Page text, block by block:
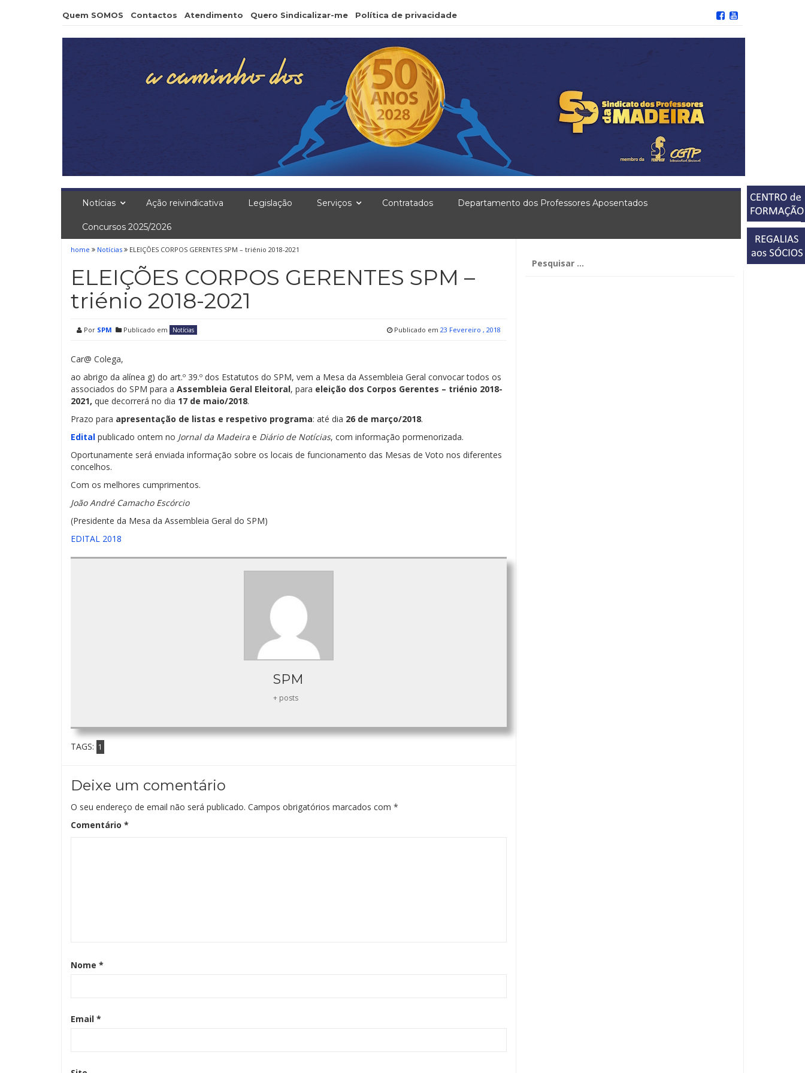
Quem SOMOS Contactos Atendimento Quero Sindicalizar-me Política de privacidade
Notícias Ação reivindicativa Legislação Serviços Contratados Departamento dos Professores Aposentados
Concursos 2025/2026
home Notícias ELEIÇÕES CORPOS GERENTES SPM – triénio 2018-2021
ELEIÇÕES CORPOS GERENTES SPM –
triénio 2018-2021
Por SPM Publicado em Notícias Publicado em 23 Fevereiro , 2018
Car@ Colega,
ao abrigo da alínea g) do art.º 39.º dos Estatutos do SPM, vem a Mesa da Assembleia Geral convocar todos os
associados do SPM para a Assembleia Geral Eleitoral, para eleição dos Corpos Gerentes – triénio 2018-
2021, que decorrerá no dia 17 de maio/2018.
Prazo para apresentação de listas e respetivo programa: até dia 26 de março/2018.
Edital publicado ontem no Jornal da Madeira e Diário de Notícias, com informação pormenorizada.
Oportunamente será enviada informação sobre os locais de funcionamento das Mesas de Voto nos diferentes
concelhos.
Com os melhores cumprimentos.
João André Camacho Escórcio
(Presidente da Mesa da Assembleia Geral do SPM)
EDITAL 2018
SPM
+ posts
TAGS: 1
Deixe um comentário
O seu endereço de email não será publicado. Campos obrigatórios marcados com *
Comentário *
Nome *
Email *
por: